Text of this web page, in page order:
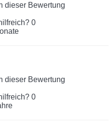
dieser Bewertung
0
dieser Bewertung
0